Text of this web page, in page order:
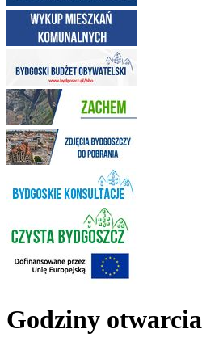
Godziny otwarcia